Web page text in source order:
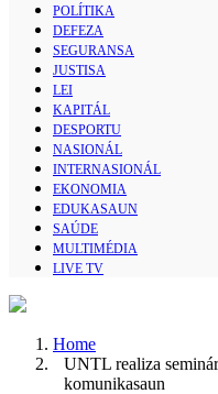
POLÍTIKA
DEFEZA
SEGURANSA
JUSTISA
LEI
KAPITÁL
DESPORTU
NASIONÁL
INTERNASIONÁL
EKONOMIA
EDUKASAUN
SAÚDE
MULTIMÉDIA
LIVE TV
Home
UNTL realiza
komunikasaun